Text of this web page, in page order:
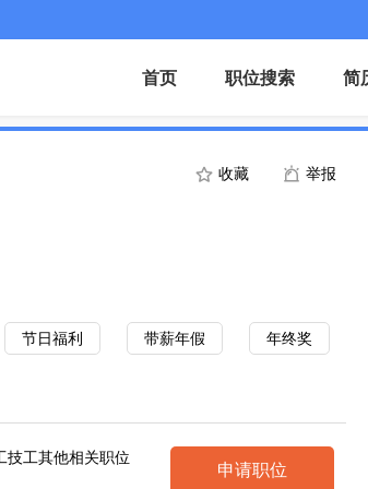
首页 职位搜索 简
收藏 举报
节日福利 带薪年假 年终奖
技工其他相关职位
申请职位